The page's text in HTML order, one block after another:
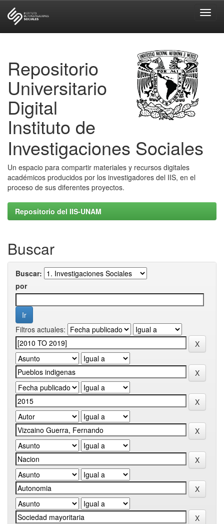
Repositorio
Universitario
Digital
Instituto de
Investigaciones Sociales
Un espacio para compartir materiales y recursos digitales
académicos producidos por los investigadores del IIS, en el
proceso de sus diferentes proyectos.
Repositorio del IIS-UNAM
Buscar
Buscar:
por
Filtros actuales: